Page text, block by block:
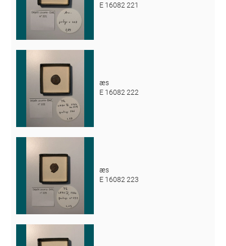
E 16082 221
æs
E 16082 222
æs
E 16082 223